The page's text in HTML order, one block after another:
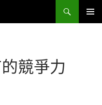
競爭力